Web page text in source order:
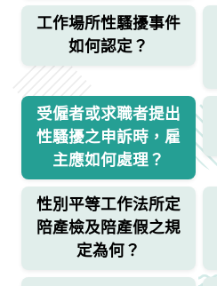
工作場所性騷擾事件
如何認定？
受僱者或求職者提出
性騷擾之申訴時，雇
主應如何處理？
性別平等工作法所定
陪產檢及陪產假之規
定為何？